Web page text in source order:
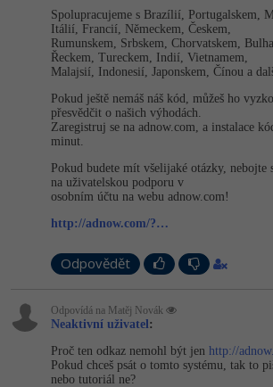
Fórum
Kybernetická bezpečnost
Elektronický podpis
Fórum
Spolupracujeme s Brazílií, Portugalskem,
Itálií, Francií, Německem, Českem,
Rumunskem, Srbskem, Chorvatskem,
Řeckem, Tureckem, Indií, Vietnamem,
Malajsií, Indonesií, Japonskem, Čínou a
Pokud ještě nemáš náš kód, můžeš ho
přesvědčit o našich výhodách.
Zaregistruj se na adnow.com, a instalace
minut.
Pokud budete mít všelijaké otázky, nebojte
na uživatelskou podporu v
osobním účtu na webu adnow.com!
http://adnow.com/?…
Odpovědět
Odpovídá na Matěj Novák
Neaktivní uživatel:
Proč ten odkaz nemohl být jen http://
Pokud chceš psát o tomto systému, tak to
nebo tutoriál ne?